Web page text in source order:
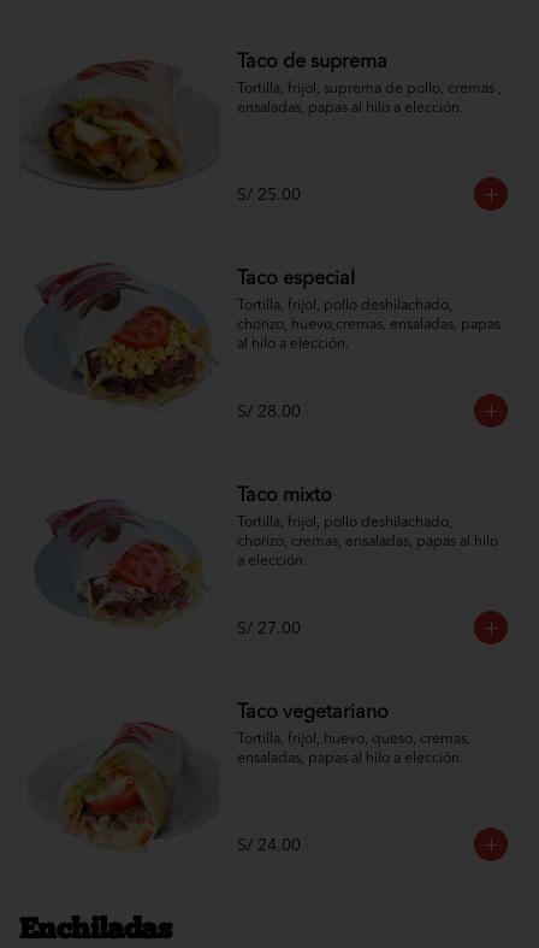
Taco de suprema
Tortilla, frijol, suprema de pollo, cremas ,
ensaladas, papas al hilo a elección.
S/ 25.00
Taco especial
Tortilla, frijol, pollo deshilachado,
chorizo, huevo,cremas, ensaladas, papas
al hilo a elección.
S/ 28.00
Taco mixto
Tortilla, frijol, pollo deshilachado,
chorizo, cremas, ensaladas, papas al hilo
a elección.
S/ 27.00
Taco vegetariano
Tortilla, frijol, huevo, queso, cremas,
ensaladas, papas al hilo a elección.
S/ 24.00
Enchiladas